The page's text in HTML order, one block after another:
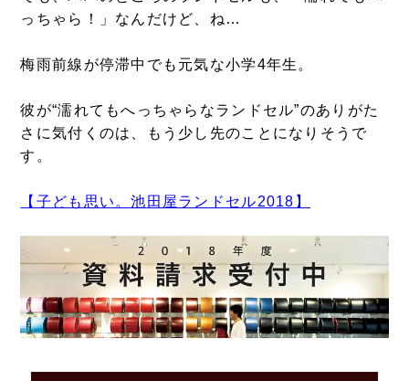
っちゃら！」なんだけど、ね…
梅雨前線が停滞中でも元気な小学4年生。
彼が“濡れてもへっちゃらなランドセル”のありがた
さに気付くのは、もう少し先のことになりそうで
す。
【子ども思い。池田屋ランドセル2018】